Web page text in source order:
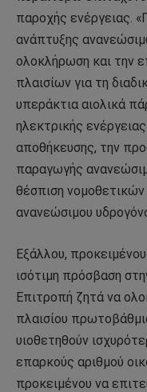
παροχής ενέργειας.
ανάπτυξης
ολοκλήρωση και την
πλαισίων για τη
υπεράκτια αιολικά
ηλεκτρικής
αποθήκευσης, την
παραγωγής
θέσπιση
ανανεώσιμου
Εξάλλου,
ισότιμη πρόσβαση
Επιτροπή ζητά να
πλαισίου
υιοθετηθούν
επαρκούς αριθμού
προκειμένου να